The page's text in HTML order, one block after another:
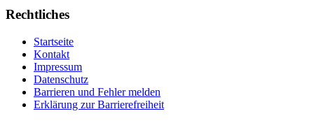
Rechtliches
Startseite
Kontakt
Impressum
Datenschutz
Barrieren und Fehler melden
Erklärung zur Barrierefreiheit